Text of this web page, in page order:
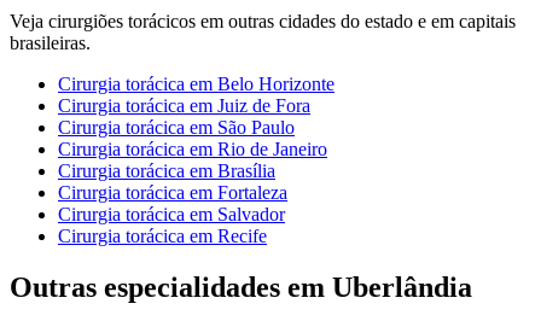
Veja cirurgiões torácicos em outras cidades do estado e em capitais
brasileiras.
Cirurgia torácica em Belo Horizonte
Cirurgia torácica em Juiz de Fora
Cirurgia torácica em São Paulo
Cirurgia torácica em Rio de Janeiro
Cirurgia torácica em Brasília
Cirurgia torácica em Fortaleza
Cirurgia torácica em Salvador
Cirurgia torácica em Recife
Outras especialidades em Uberlândia